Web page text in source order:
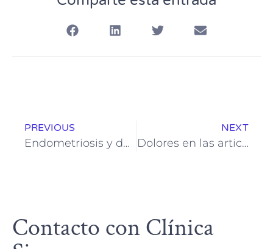
PREVIOUS
Endometriosis y dolor de piernas: cómo afecta esta enfermedad más allá del abdomen
NEXT
Dolores en las articulaciones de los dedos de las manos: causas y tratamientos
Contacto con Clínica